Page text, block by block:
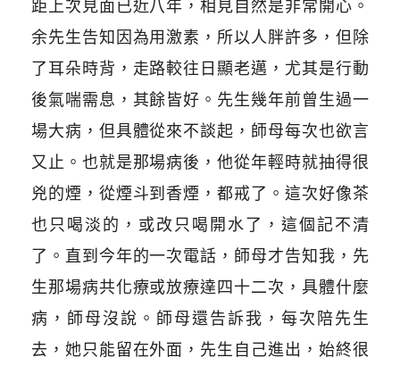
距上次見面已近八年，相見自然是非常開心。
余先生告知因為用激素，所以人胖許多，但除
了耳朵時背，走路較往日顯老邁，尤其是行動
後氣喘需息，其餘皆好。先生幾年前曾生過一
場大病，但具體從來不談起，師母每次也欲言
又止。也就是那場病後，他從年輕時就抽得很
兇的煙，從煙斗到香煙，都戒了。這次好像茶
也只喝淡的，或改只喝開水了，這個記不清
了。直到今年的一次電話，師母才告知我，先
生那場病共化療或放療達四十二次，具體什麼
病，師母沒說。師母還告訴我，每次陪先生
去，她只能留在外面，先生自己進出，始終很